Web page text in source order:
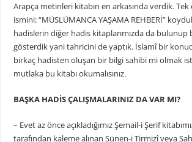
Arapça metinleri kitabın en arkasında verdik. Tek
ismini: “MÜSLÜMANCA YAŞAMA REHBERİ”
hadislerin diğer hadis kitaplarımızda da bulunup
gösterdik yani tahricini de yaptık. İslamî bir
birkaç hadisten oluşan bir bilgi sahibi mi olmak
mutlaka bu kitabı okumalısınız.
BAŞKA HADİS ÇALIŞMALARINIZ DA VAR MI?
– Evet az önce açıkladığımız Şemail-i Şerif
tarafından kaleme alınan Sünen-i Tirmizî veya